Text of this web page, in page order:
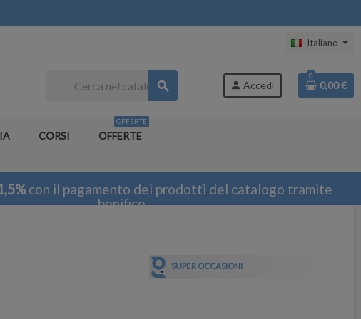
Italiano
search person Accedi
0
0,00 €
CORSI OFFERTE
OFFERTE
con il pagamento dei prodotti del catalogo tramite
bonifico
SUPER OCCASIONI